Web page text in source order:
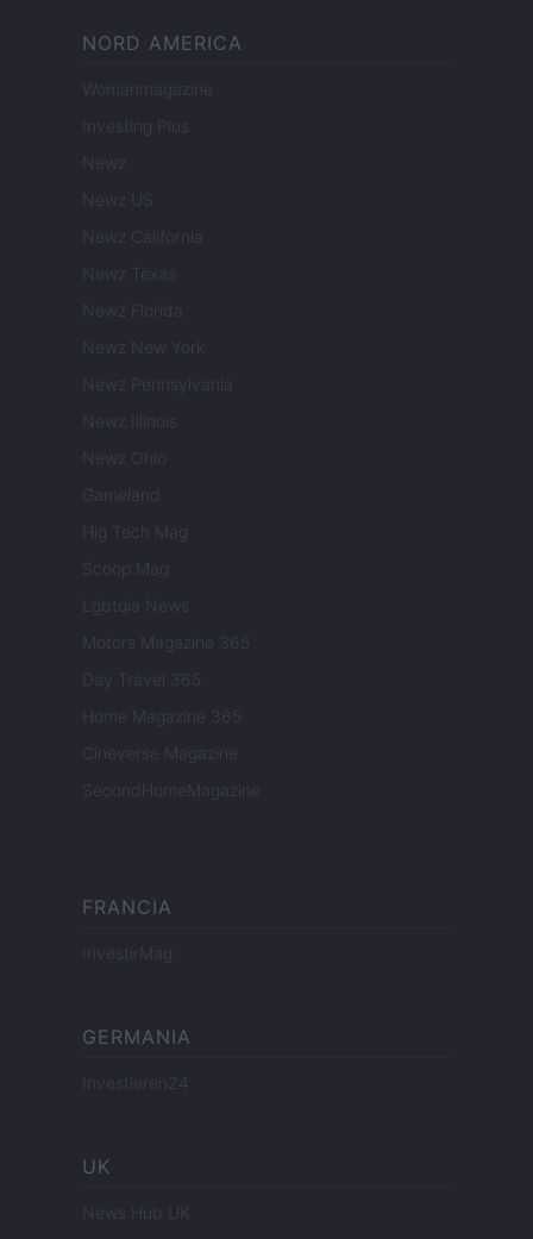
NORD AMERICA
Womanmagazine
Investing Plus
Newz
Newz US
Newz California
Newz Texas
Newz Florida
Newz New York
Newz Pennsylvania
Newz Illinois
Newz Ohio
Gameland
Hig Tech Mag
Scoop Mag
Lgbtqia News
Motors Magazine 365
Day Travel 365
Home Magazine 365
Cineverse Magazine
SecondHomeMagazine
FRANCIA
InvestirMag
GERMANIA
Investieren24
UK
News Hub UK